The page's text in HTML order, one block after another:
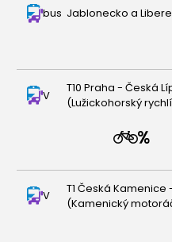
bus Jablonecko a
V
T10 Praha - Česká
(Lužickohorský
V
T1 Česká
(Kamenický